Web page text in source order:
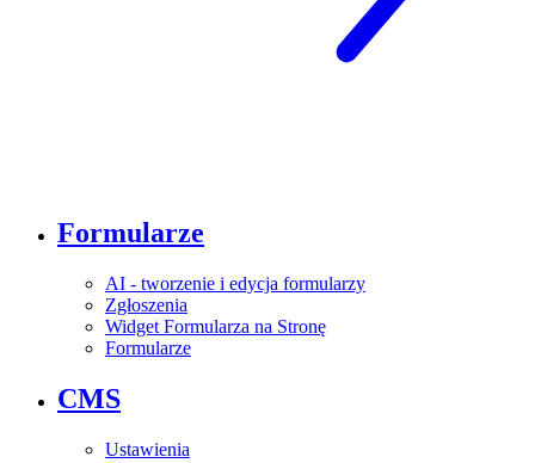
Formularze
AI - tworzenie i edycja formularzy
Zgłoszenia
Widget Formularza na Stronę
Formularze
CMS
Ustawienia